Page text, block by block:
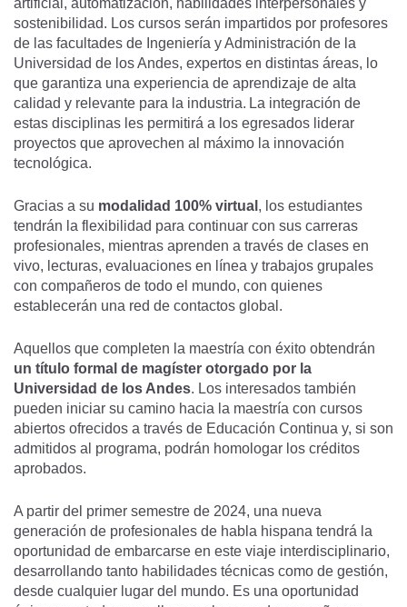
artificial, automatización, habilidades interpersonales y
sostenibilidad. Los cursos serán impartidos por profesores
de las facultades de Ingeniería y Administración de la
Universidad de los Andes, expertos en distintas áreas, lo
que garantiza una experiencia de aprendizaje de alta
calidad y relevante para la industria. La integración de
estas disciplinas les permitirá a los egresados liderar
proyectos que aprovechen al máximo la innovación
tecnológica.
Gracias a su modalidad 100% virtual , los estudiantes
tendrán la flexibilidad para continuar con sus carreras
profesionales, mientras aprenden a través de clases en
vivo, lecturas, evaluaciones en línea y trabajos grupales
con compañeros de todo el mundo, con quienes
establecerán una red de contactos global.
Aquellos que completen la maestría con éxito obtendrán
un título formal de magíster otorgado por la
Universidad de los Andes. Los interesados también
pueden iniciar su camino hacia la maestría con cursos
abiertos ofrecidos a través de Educación Continua y, si son
admitidos al programa, podrán homologar los créditos
aprobados.
A partir del primer semestre de 2024, una nueva
generación de profesionales de habla hispana tendrá la
oportunidad de embarcarse en este viaje interdisciplinario,
desarrollando tanto habilidades técnicas como de gestión,
desde cualquier lugar del mundo. Es una oportunidad